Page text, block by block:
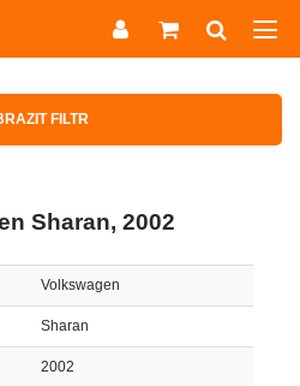
FILTR
Sharan, 2002
Volkswagen
Sharan
2002